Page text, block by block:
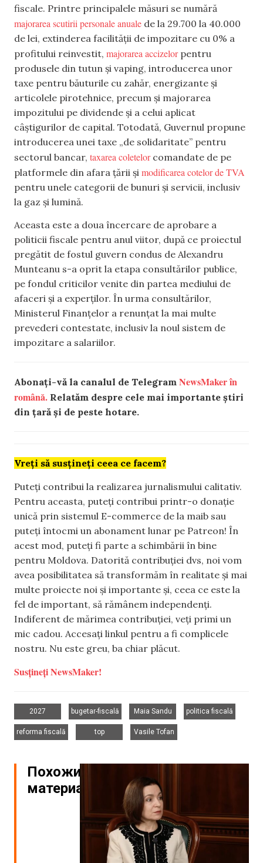
fiscale. Printre principalele măsuri se numără
majorarea scutirii personale anuale de la 29.700 la 40.000
de lei, extinderea facilității de impozitare cu 0% a
profitului reinvestit, majorarea accizelorpentru
produsele din tutun și vaping, introducerea unor
taxe pentru băuturile cu zahăr, energizante și
articolele pirotehnice, precum și majorarea
impozitului pe dividende și a celui aplicat
câștigurilor de capital. Totodată, Guvernul propune
introducerea unei taxe „de solidaritate” pentru
sectorul bancar, taxarea coletelorcomandate de pe
platformele din afara țării și modificarea cotelor de TVA
pentru unele categorii de bunuri și servicii, inclusiv
la gaz și lumină.
Aceasta este a doua încercare de aprobare a
politicii fiscale pentru anul viitor, după ce proiectul
pregătit de fostul guvern condus de Alexandru
Munteanu s-a oprit la etapa consultărilor publice,
pe fondul criticilor venite din partea mediului de
afaceri și a experților. În urma consultărilor,
Ministerul Finanțelor a renunțat la mai multe
prevederi contestate, inclusiv la noul sistem de
impozitare a salariilor.
Abonați-vă la canalul de Telegram NewsMaker în
română. Relatăm despre cele mai importante știri
din țară și de peste hotare.
Vreți să susțineți ceea ce facem?
Puteți contribui la realizarea jurnalismului calitativ.
Pentru aceasta, puteți contribui printr-o donație
unică prin sistemul E-commerce de la maib sau
puteți întocmi un abonament lunar pe Patreon! În
acest mod, puteți fi parte a schimbării în bine
pentru Moldova. Datorită contribuției dvs, noi vom
avea posibilitatea să transformăm în realitate și mai
multe proiecte noi și importante și, ceea ce este la
fel de important, să rămânem independenți.
Indiferent de mărimea contribuției, veți primi un
mic cadou. Accesați linkul pentru a fi complicele
nostru. Nu este greu, ba chiar plăcut.
Susțineți NewsMaker!
2027
bugetar-fiscală
Maia Sandu
politica fiscală
reforma fiscală
top
Vasile Tofan
Похожие
материалы